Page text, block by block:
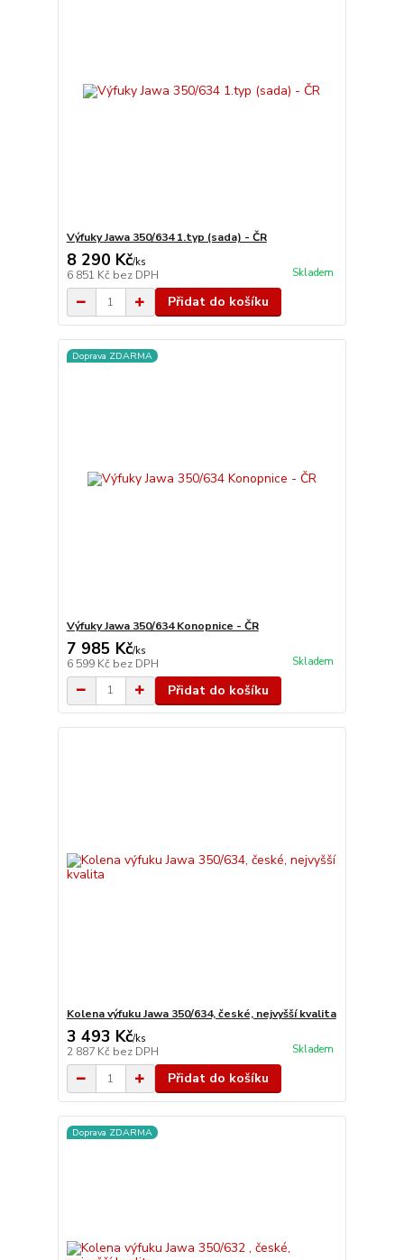
Výfuky Jawa 350/634 1.typ (sada) - ČR
8 290 Kč/ks
6 851 Kč bez DPH Skladem
Přidat do košíku
Doprava ZDARMA
Výfuky Jawa 350/634 Konopnice - ČR
7 985 Kč/ks
6 599 Kč bez DPH Skladem
Přidat do košíku
Kolena výfuku Jawa 350/634, české, nejvyšší kvalita
3 493 Kč/ks
2 887 Kč bez DPH Skladem
Přidat do košíku
Doprava ZDARMA